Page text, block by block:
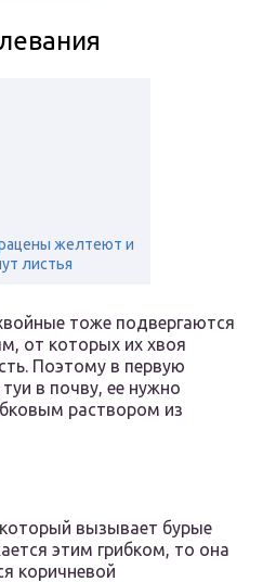
желтеют и
листья
тоже подвергаются
от которых их хвоя
Поэтому в первую
в почву, ее нужно
раствором из
вызывает бурые
этим грибком, то она
коричневой